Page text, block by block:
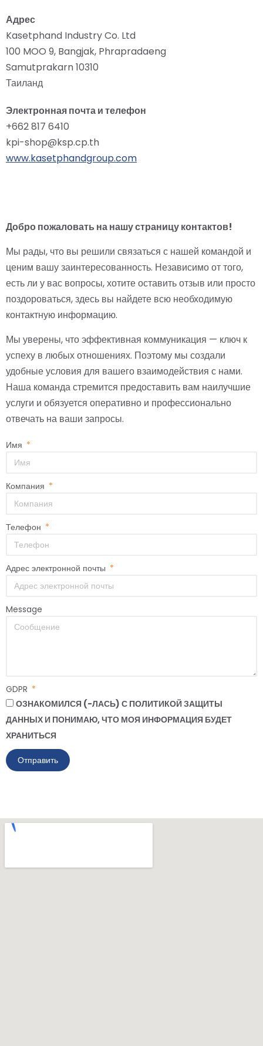
Адрес
Kasetphand Industry Co. Ltd
100 MOO 9, Bangjak, Phrapradaeng
Samutprakarn 10310
Таиланд
Электронная почта и телефон
+662 817 6410
kpi-shop@ksp.cp.th
www.kasetphandgroup.com
Добро пожаловать на нашу страницу контактов!
Мы рады, что вы решили связаться с нашей командой и
ценим вашу заинтересованность. Независимо от того,
есть ли у вас вопросы, хотите оставить отзыв или просто
поздороваться, здесь вы найдете всю необходимую
контактную информацию.
Мы уверены, что эффективная коммуникация — ключ к
успеху в любых отношениях. Поэтому мы создали
удобные условия для вашего взаимодействия с нами.
Наша команда стремится предоставить вам наилучшие
услуги и обязуется оперативно и профессионально
отвечать на ваши запросы.
Имя
Компания
Телефон
Адрес электронной почты
Message
GDPR
ОЗНАКОМИЛСЯ (-ЛАСЬ) С ПОЛИТИКОЙ ЗАЩИТЫ
ДАННЫХ И ПОНИМАЮ, ЧТО МОЯ ИНФОРМАЦИЯ БУДЕТ
ХРАНИТЬСЯ
Отправить